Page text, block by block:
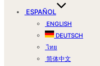
ESPAÑOL
ENGLISH
DEUTSCH
ไทย
简体中文